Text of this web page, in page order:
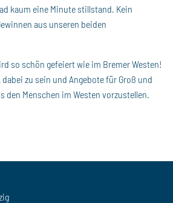
kaum eine Minute stillstand. Kein
aus unseren beiden
so schön gefeiert wie im Bremer Westen!
zu sein und Angebote für Groß und
den Menschen im Westen vorzustellen.